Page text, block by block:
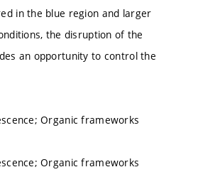
in the blue region and larger
the disruption of the
an opportunity to control the
Organic frameworks
Organic frameworks